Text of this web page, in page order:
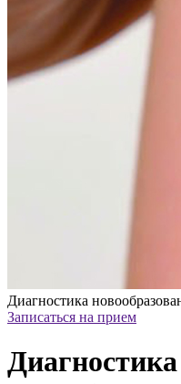
Диагностика
Записаться на прием
Диагностика